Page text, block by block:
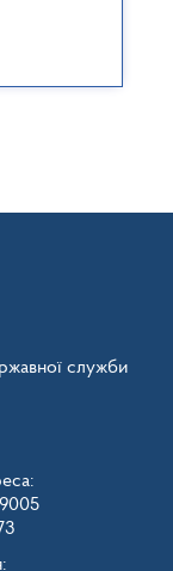
служби